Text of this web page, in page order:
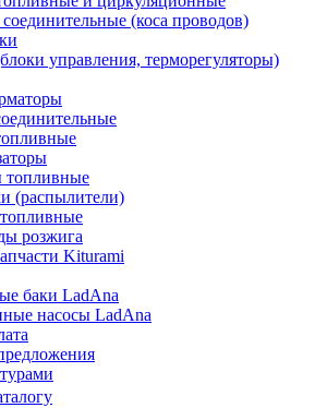
(коса проводов)
управления, терморегуляторы)
топливные
(распылители)
розжига
Kiturami
баки LadAna
насосы LadAna